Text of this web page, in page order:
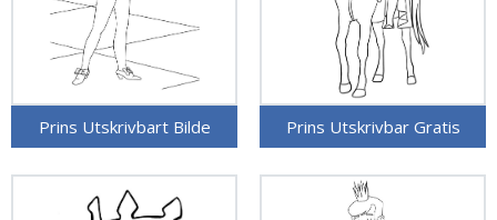
Prins Utskrivbart Bilde Prins Utskrivbar Gratis